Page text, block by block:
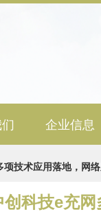
企业信息
技术应用落地，网
科技e充